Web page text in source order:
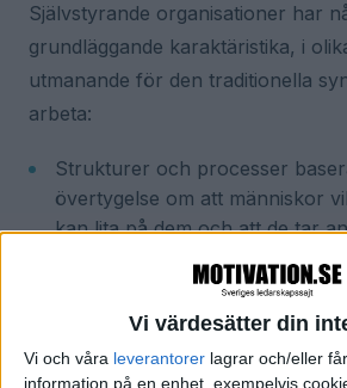
Vi värdesätter din
Vi och våra leverantorer lagrar och/eller
information på en enhet, exempelvis
Självstyrande organisationer har
grundläggande karaktäristika, i
utmanande för den traditionella
arbeta:
Strukturer och processer
övertygelse om att människor
kan lita på dem och att de tar
Teamen organiserar sig utan en
behöver hjälp utifrån kommer
det, men den rådgivande
förslag, inte fatta beslut åt